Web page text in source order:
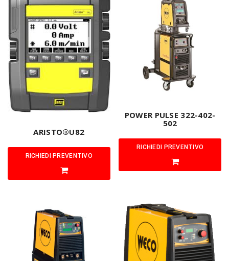
ARISTO®U82
RICHIEDI PREVENTIVO
POWER PULSE 322-402-
502
RICHIEDI PREVENTIVO